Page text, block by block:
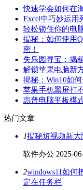
快速学会如何在
Excel中巧妙运用
轻松锁住你的电
揭秘：如何使用
密！
失乐园寻宝：揭
解锁苹果电脑新
揭秘：Win10如
苹果手机黑屏打
惠普电脑平板模
热门文章
1揭秘短视频新
软件办公 2025-
2windows11如何
定在任务栏